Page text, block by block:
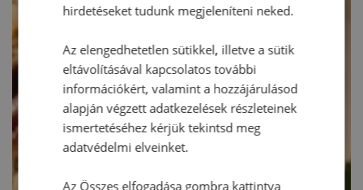
hirdetéseket tudunk megjeleníteni neked.
Az elengedhetetlen sütikkel, illetve a sütik
eltávolításával kapcsolatos további
információkért, valamint a hozzájárulásod
alapján végzett adatkezelések részleteinek
ismertetéséhez kérjük tekintsd meg
adatvédelmi elveinket.
Az Összes elfogadása gombra kattintva